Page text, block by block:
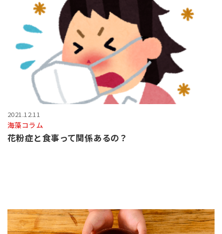
2021.12.11
海藻コラム
花粉症と食事って関係あるの？